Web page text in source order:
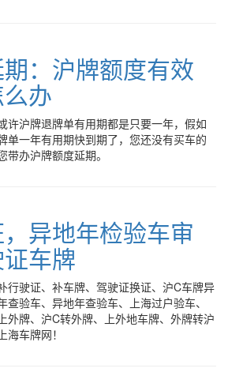
：沪牌额度有效
办
许沪牌退牌单有用期都是只要一年，假如
单一年有用期快到期了，您还没有买车的
办沪牌额度延期。
异地年检验车审
车牌
行驶证、补车牌、驾驶证换证、沪C车牌异
验车、异地年查验车、上海过户验车、
外牌、沪C转外牌、上外地车牌、外牌转沪
车牌网！